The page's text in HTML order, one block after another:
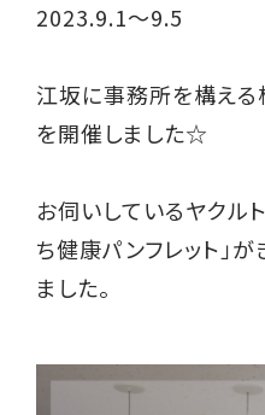
2023.9.1～9.5
江坂に事務所を構え
を開催しました☆
お伺いしているヤクル
ち健康パンフレット」
ました。